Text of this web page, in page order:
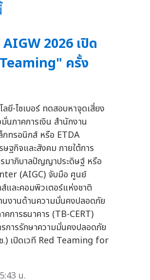
2026 เปิด
ครั้ง
ลยี-ไซเบอร์ ทดสอบหาจุดเสี่ยง
นภาคการเงิน สำนักงาน
ทรอนิกส์ หรือ ETDA
ฐกิจและสังคม ภายใต้การ
มาภิบาลปัญญาประดิษฐ์ หรือ
(AIGC) จับมือ ศูนย์
ส์และคอมพิวเตอร์แห่งชาติ
นงานด้านความมั่นคงปลอดภัย
คการธนาคาร (TB-CERT)
การรักษาความมั่นคงปลอดภัย
.) เปิดเวที Red Teaming for
น.